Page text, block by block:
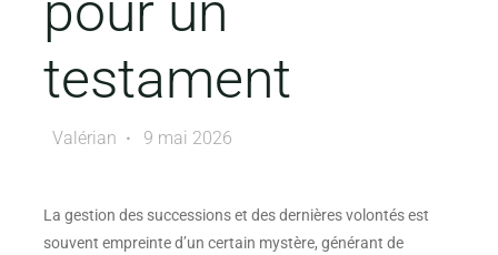
testament
Valérian 9 mai 2026
La gestion des successions et des dernières volontés est
souvent empreinte d’un certain mystère, générant de